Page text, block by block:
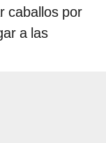
caballos por
a las